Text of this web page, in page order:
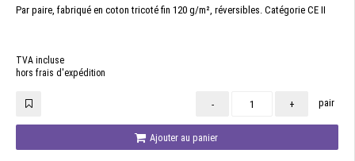
Par paire, fabriqué en coton tricoté fin 120 g/m², réversibles. Catégorie CE II
TVA incluse
hors frais d'expédition
- + pair
Ajouter au panier